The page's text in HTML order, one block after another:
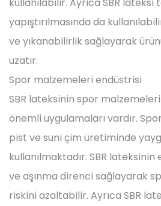
yapıştırılmasında da
ve yıkanabilirlik sağlayarak
uzatır.
Spor malzemeleri endüstrisi
SBR lateksinin spor
önemli uygulamaları vardır.
pist ve suni çim üretiminde
kullanılmaktadır. SBR
ve aşınma direnci sağlayarak
riskini azaltabilir. Ayrıca SBR